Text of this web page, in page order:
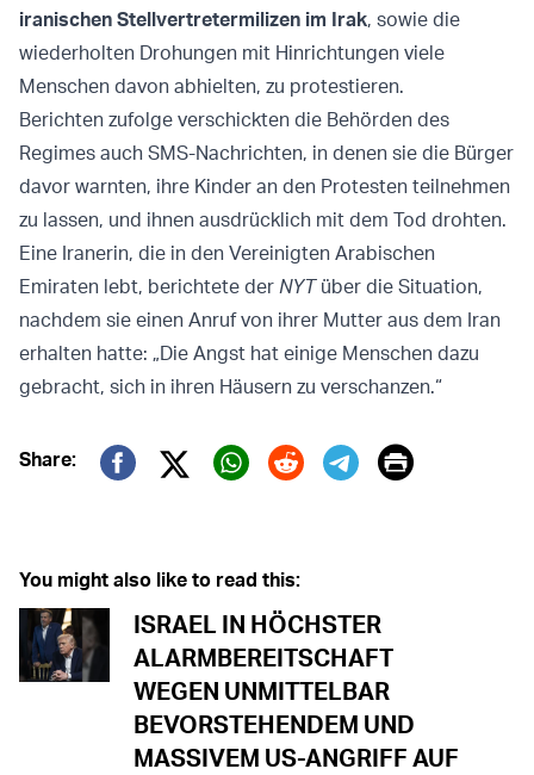
iranischen Stellvertretermilizen im Irak, sowie die
wiederholten Drohungen mit Hinrichtungen viele
Menschen davon abhielten, zu protestieren.
Berichten zufolge verschickten die Behörden des
Regimes auch SMS-Nachrichten, in denen sie die Bürger
davor warnten, ihre Kinder an den Protesten teilnehmen
zu lassen, und ihnen ausdrücklich mit dem Tod drohten.
Eine Iranerin, die in den Vereinigten Arabischen
Emiraten lebt, berichtete der NYT über die Situation,
nachdem sie einen Anruf von ihrer Mutter aus dem Iran
erhalten hatte: „Die Angst hat einige Menschen dazu
gebracht, sich in ihren Häusern zu verschanzen.“
Share:
Twitter (X)
Print
You might also like to read this:
ISRAEL IN HÖCHSTER
ALARMBEREITSCHAFT
WEGEN UNMITTELBAR
BEVORSTEHENDEM UND
MASSIVEM US-ANGRIFF AUF